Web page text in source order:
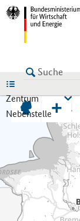
Zentrum
Nebenstelle+